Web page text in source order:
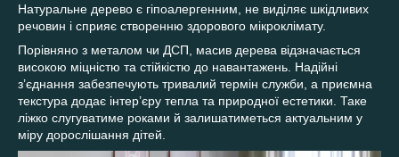
Натуральне дерево є гіпоалергенним, не виділяє шкідливих
речовин і сприяє створенню здорового мікроклімату.
Порівняно з металом чи ДСП, масив дерева відзначається
високою міцністю та стійкістю до навантажень. Надійні
з’єднання забезпечують тривалий термін служби, а приємна
текстура додає інтер’єру тепла та природної естетики. Таке
ліжко слугуватиме роками й залишатиметься актуальним у
міру дорослішання дітей.